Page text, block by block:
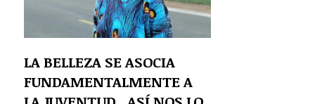
LA BELLEZA SE ASOCIA
FUNDAMENTALMENTE A